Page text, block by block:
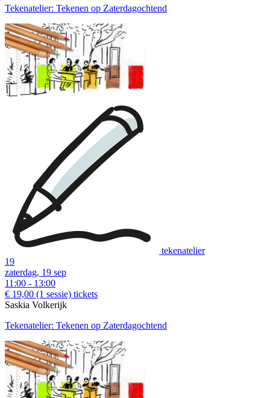
Tekenatelier: Tekenen op Zaterdagochtend
tekenatelier
19
zaterdag, 19 sep
11:00 - 13:00
€ 19,00 (1 sessie) tickets
Saskia Volkerijk
Tekenatelier: Tekenen op Zaterdagochtend